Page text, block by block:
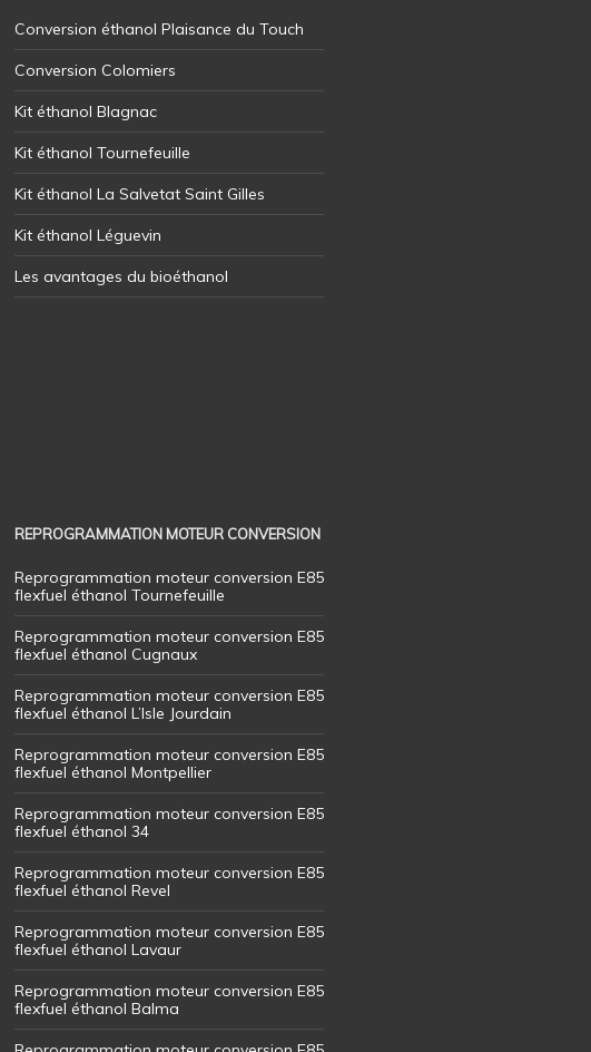
Conversion éthanol Plaisance du Touch
Conversion Colomiers
Kit éthanol Blagnac
Kit éthanol Tournefeuille
Kit éthanol La Salvetat Saint Gilles
Kit éthanol Léguevin
Les avantages du bioéthanol
REPROGRAMMATION MOTEUR CONVERSION
Reprogrammation moteur conversion E85
flexfuel éthanol Tournefeuille
Reprogrammation moteur conversion E85
flexfuel éthanol Cugnaux
Reprogrammation moteur conversion E85
flexfuel éthanol L’Isle Jourdain
Reprogrammation moteur conversion E85
flexfuel éthanol Montpellier
Reprogrammation moteur conversion E85
flexfuel éthanol 34
Reprogrammation moteur conversion E85
flexfuel éthanol Revel
Reprogrammation moteur conversion E85
flexfuel éthanol Lavaur
Reprogrammation moteur conversion E85
flexfuel éthanol Balma